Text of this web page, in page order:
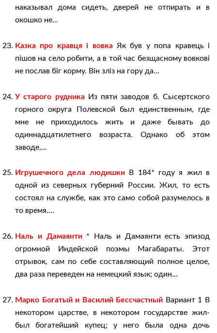
наказывал дома сидеть, дверей не отпирать и в
окошко не...
Казка про кравця i вовкаЯк був у попа кравець і
пішов на село робити, а в той час безщасному вовкові
не послав біг корму. Він зліз на гору да...
У старого рудникаИз пяти заводов б. Сысертского
горного округа Полевской был единственным, где
мне не приходилось жить и даже бывать до
одиннадцатилетнего возраста. Однако об этом
заводе,...
Игрушечного дела людишкиВ 184* году я жил в
одной из северных губерний России. Жил, то есть
состоял на службе, как это само собой разумелось в
то время....
Наль и Дамаянти* Наль и Дамаянти есть эпизод
огромной Индейской поэмы Магабараты. Этот
отрывок, сам по себе составляющий полное целое,
два раза переведен на немецкий язык; один...
Марко Богатый и Василий Бессчастный Вариант 1 В
некотором царстве, в некотором государстве жил-
был богатейший купец; у него была одна дочь